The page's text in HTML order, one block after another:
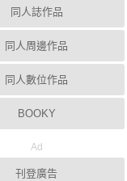
同人誌作品
同人周邊作品
同人數位作品
BOOKY
Ad
刊登廣告